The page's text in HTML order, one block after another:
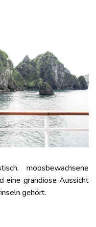
moosbewachsene
eine grandiose Aussicht
gehört.